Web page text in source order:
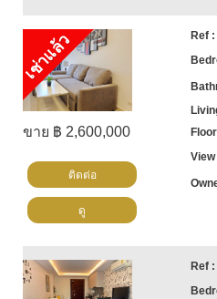
เช่าแล้ว
ขาย ฿ 2,600,000
ติดต่อ
ดู